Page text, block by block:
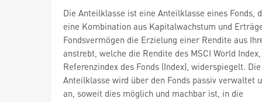
Die Anteilklasse ist eine Anteilklasse eines Fonds,
eine Kombination aus Kapitalwachstum und
Fondsvermögen die Erzielung einer Rendite aus
anstrebt, welche die Rendite des MSCI World
Referenzindex des Fonds (Index), widerspiegelt. Die
Anteilklasse wird über den Fonds passiv verwaltet
an, soweit dies möglich und machbar ist, in die